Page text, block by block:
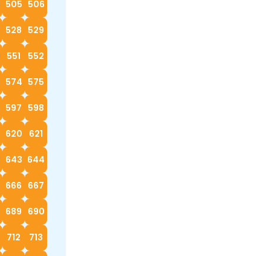
505 506
528 529
551 552
574 575
597 598
620 621
643 644
666 667
689 690
712 713